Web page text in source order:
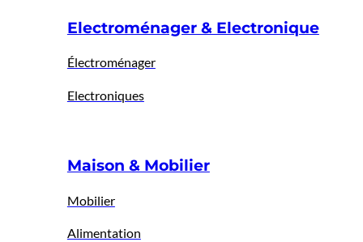
Electroménager & Electronique
Électroménager
Electroniques
Maison & Mobilier
Mobilier
Alimentation